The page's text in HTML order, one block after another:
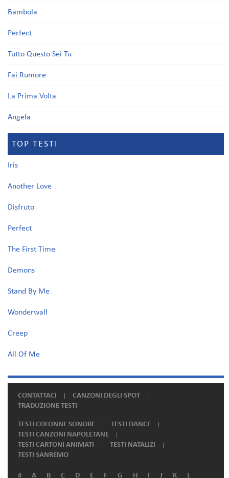
Bambola
Perfect
Tutto Questo Sei Tu
Fai Rumore
La Prima Volta
Angela
TOP TESTI
Iris
Another Love
Disfruto
Perfect
The First Time
Demons
Stand By Me
Wonderwall
Creep
All Of Me
CONTATTACI
CANZONI DEGLI SPOT
TRADUZIONE TESTI
TESTI COLONNE SONORE
TESTI DANCE
TESTI CANZONI NAPOLETANE
TESTI CARTONI ANIMATI
TESTI NATALIZI
TESTI SANREMO
# A B C D E F G H I J K L